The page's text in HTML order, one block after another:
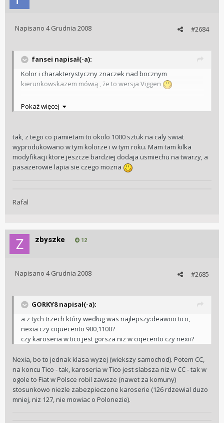
#2684
Napisano 4 Grudnia 2008
fansei napisał(-a):
Kolor i charakterystyczny znaczek nad bocznym
kierunkowskazem mówią , że to wersja Viggen
No ten saabolot ( co prawda już lekko oplowski ) potrafi
Pozdro
Pokaż więcej
tak, z tego co pamietam to okolo 1000 sztuk na caly swiat
wyprodukowano w tym kolorze i w tym roku. Mam tam kilka
modyfikacji ktore jeszcze bardziej dodaja usmiechu na twarzy, a
pasazerowie lapia sie czego mozna
Rafal
zbyszke 12
#2685
Napisano 4 Grudnia 2008
GORKY8 napisał(-a):
a z tych trzech który według was najlepszy:deawoo tico,
nexia czy ciquecento 900,1100?
czy karoseria w tico jest gorsza niz w ciqecento czy nexii?
Nexia, bo to jednak klasa wyzej (wiekszy samochod). Potem CC,
na koncu Tico - tak, karoseria w Tico jest slabsza niz w CC - tak w
ogole to Fiat w Polsce robil zawsze (nawet za komuny)
stosunkowo niezle zabezpieczone karoserie (126 rdzewial duzo
mniej, niz 127, nie mowiac o Polonezie).